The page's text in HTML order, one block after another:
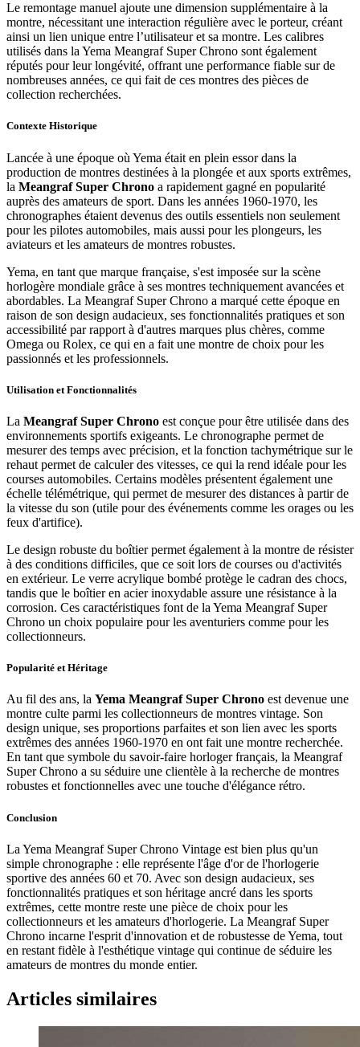
Le remontage manuel ajoute une dimension supplémentaire à la
montre, nécessitant une interaction régulière avec le porteur, créant
ainsi un lien unique entre l’utilisateur et sa montre. Les calibres
utilisés dans la Yema Meangraf Super Chrono sont également
réputés pour leur longévité, offrant une performance fiable sur de
nombreuses années, ce qui fait de ces montres des pièces de
collection recherchées.
Contexte Historique
Lancée à une époque où Yema était en plein essor dans la
production de montres destinées à la plongée et aux sports extrêmes,
la Meangraf Super Chrono a rapidement gagné en popularité
auprès des amateurs de sport. Dans les années 1960-1970, les
chronographes étaient devenus des outils essentiels non seulement
pour les pilotes automobiles, mais aussi pour les plongeurs, les
aviateurs et les amateurs de montres robustes.
Yema, en tant que marque française, s'est imposée sur la scène
horlogère mondiale grâce à ses montres techniquement avancées et
abordables. La Meangraf Super Chrono a marqué cette époque en
raison de son design audacieux, ses fonctionnalités pratiques et son
accessibilité par rapport à d'autres marques plus chères, comme
Omega ou Rolex, ce qui en a fait une montre de choix pour les
passionnés et les professionnels.
Utilisation et Fonctionnalités
La Meangraf Super Chrono est conçue pour être utilisée dans des
environnements sportifs exigeants. Le chronographe permet de
mesurer des temps avec précision, et la fonction tachymétrique sur le
rehaut permet de calculer des vitesses, ce qui la rend idéale pour les
courses automobiles. Certains modèles présentent également une
échelle télémétrique, qui permet de mesurer des distances à partir de
la vitesse du son (utile pour des événements comme les orages ou les
feux d'artifice).
Le design robuste du boîtier permet également à la montre de résister
à des conditions difficiles, que ce soit lors de courses ou d'activités
en extérieur. Le verre acrylique bombé protège le cadran des chocs,
tandis que le boîtier en acier inoxydable assure une résistance à la
corrosion. Ces caractéristiques font de la Yema Meangraf Super
Chrono un choix populaire pour les aventuriers comme pour les
collectionneurs.
Popularité et Héritage
Au fil des ans, la Yema Meangraf Super Chrono est devenue une
montre culte parmi les collectionneurs de montres vintage. Son
design unique, ses proportions parfaites et son lien avec les sports
extrêmes des années 1960-1970 en ont fait une montre recherchée.
En tant que symbole du savoir-faire horloger français, la Meangraf
Super Chrono a su séduire une clientèle à la recherche de montres
robustes et fonctionnelles avec une touche d'élégance rétro.
Conclusion
La Yema Meangraf Super Chrono Vintage est bien plus qu'un
simple chronographe : elle représente l'âge d'or de l'horlogerie
sportive des années 60 et 70. Avec son design audacieux, ses
fonctionnalités pratiques et son héritage ancré dans les sports
extrêmes, cette montre reste une pièce de choix pour les
collectionneurs et les amateurs d'horlogerie. La Meangraf Super
Chrono incarne l'esprit d'innovation et de robustesse de Yema, tout
en restant fidèle à l'esthétique vintage qui continue de séduire les
amateurs de montres du monde entier.
Articles similaires